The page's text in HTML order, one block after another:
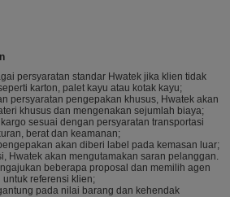
persyaratan standar Hwatek jika klien tidak
karton, palet kayu atau kotak kayu;
persyaratan pengepakan khusus, Hwatek akan
khusus dan mengenakan sejumlah biaya;
sesuai dengan persyaratan transportasi
berat dan keamanan;
akan diberi label pada kemasan luar;
Hwatek akan mengutamakan saran pelanggan.
beberapa proposal dan memilih agen
referensi klien;
pada nilai barang dan kehendak